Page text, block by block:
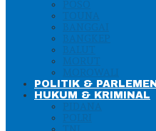
POSO
TOUNA
BANGGAI
BANGKEP
BALUT
MORUT
MOROWALI
POLITIK & PARLEMEN
HUKUM & KRIMINAL
PIDANA
POLRI